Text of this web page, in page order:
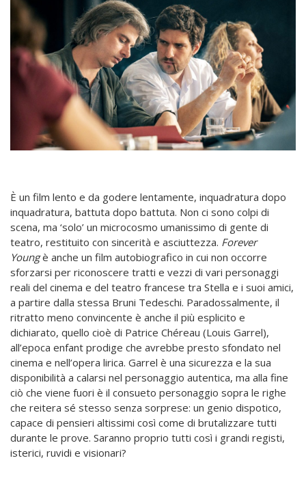
È un film lento e da godere lentamente, inquadratura dopo
inquadratura, battuta dopo battuta. Non ci sono colpi di
scena, ma ‘solo’ un microcosmo umanissimo di gente di
teatro, restituito con sincerità e asciuttezza. Forever
Youngè anche un film autobiografico in cui non occorre
sforzarsi per riconoscere tratti e vezzi di vari personaggi
reali del cinema e del teatro francese tra Stella e i suoi amici,
a partire dalla stessa Bruni Tedeschi. Paradossalmente, il
ritratto meno convincente è anche il più esplicito e
dichiarato, quello cioè di Patrice Chéreau (Louis Garrel),
all’epoca enfant prodige che avrebbe presto sfondato nel
cinema e nell’opera lirica. Garrel è una sicurezza e la sua
disponibilità a calarsi nel personaggio autentica, ma alla fine
ciò che viene fuori è il consueto personaggio sopra le righe
che reitera sé stesso senza sorprese: un genio dispotico,
capace di pensieri altissimi così come di brutalizzare tutti
durante le prove. Saranno proprio tutti così i grandi registi,
isterici, ruvidi e visionari?